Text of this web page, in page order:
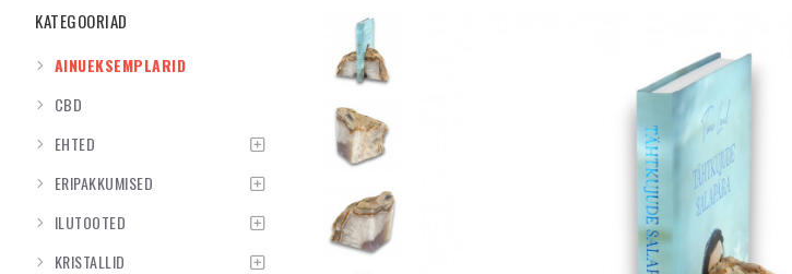
KATEGOORIAD
AINUEKSEMPLARID
CBD
EHTED
ERIPAKKUMISED
ILUTOOTED
KRISTALLID